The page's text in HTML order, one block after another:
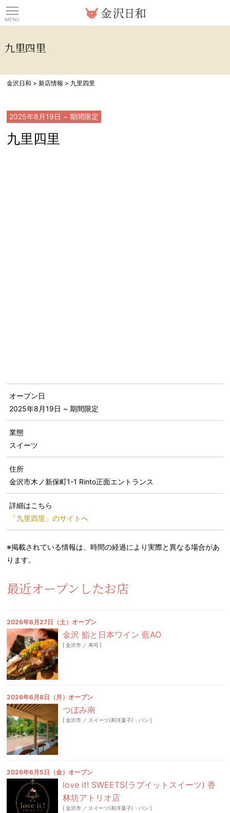
九里四里
金沢日和 >新店情報 > 九里四里
2025年8月19日 ~ 期間限定
九里四里
オープン日
2025年8月19日 ~ 期間限定
業態
スイーツ
住所
金沢市木ノ新保町1-1 Rinto正面エントランス
詳細はこちら
「九里四里」のサイトへ
※掲載されている情報は、時間の経過により実際と異なる場合があ
ります。
最近オープンしたお店
2026年6月27日（土）オープン
金沢 鮨と日本ワイン 藍AO
[金沢市 ／ 寿司 ]
2026年6月8日（月）オープン
つぼみ南
[金沢市 ／ スイーツ(和洋菓子)・パン ]
2026年6月5日（金）オープン
love it! SWEETS(ラブイットスイーツ) 香
林坊アトリオ店
[金沢市 ／ スイーツ(和洋菓子)・パン ]